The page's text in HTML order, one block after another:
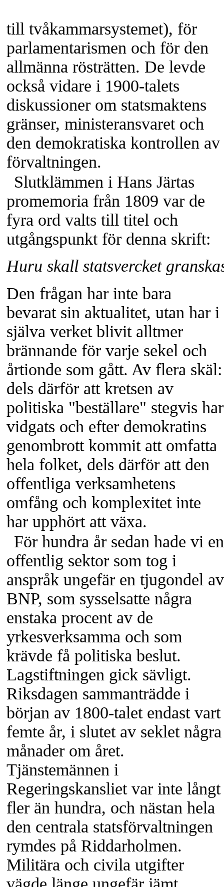
till tvåkammarsystemet), för
parlamentarismen och för den
allmänna rösträtten. De levde
också vidare i 1900-talets
diskussioner om statsmaktens
gränser, ministeransvaret och
den demokratiska kontrollen av
förvaltningen.
Slutklämmen i Hans Järtas
promemoria från 1809 var de
fyra ord valts till titel och
utgångspunkt för denna skrift:
Huru skall statsvercket
Den frågan har inte bara
bevarat sin aktualitet, utan har i
själva verket blivit alltmer
brännande för varje sekel och
årtionde som gått. Av flera skäl:
dels därför att kretsen av
politiska "beställare" stegvis har
vidgats och efter demokratins
genombrott kommit att omfatta
hela folket, dels därför att den
offentliga verksamhetens
omfång och komplexitet inte
har upphört att växa.
För hundra år sedan hade vi en
offentlig sektor som tog i
anspråk ungefär en tjugondel av
BNP, som sysselsatte några
enstaka procent av de
yrkesverksamma och som
krävde få politiska beslut.
Lagstiftningen gick sävligt.
Riksdagen sammanträdde i
början av 1800-taletendast vart
femte år, i slutet av seklet några
månader om året.
Tjänstemännen i
Regeringskansliet var inte långt
fler än hundra, och nästan hela
den centrala statsförvaltningen
rymdes på Riddarholmen.
Militära och civila utgifter